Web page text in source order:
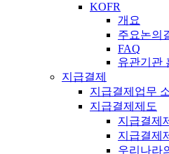
KOFR
개요
주요논의
FAQ
유관기관
지급결제
지급결제업무
지급결제제도
지급결제
지급결제
우리나라